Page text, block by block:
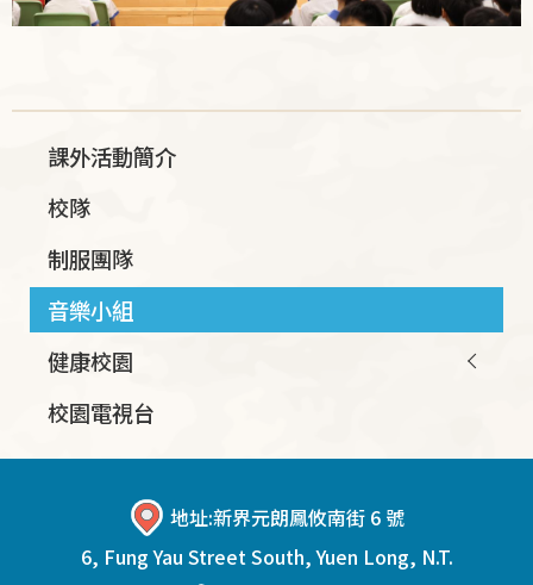
navigation
課外活動簡介
校隊
制服團隊
音樂小組
健康校園
校園電視台
地址:新界元朗鳳攸南街 6 號
6, Fung Yau Street South, Yuen Long, N.T.